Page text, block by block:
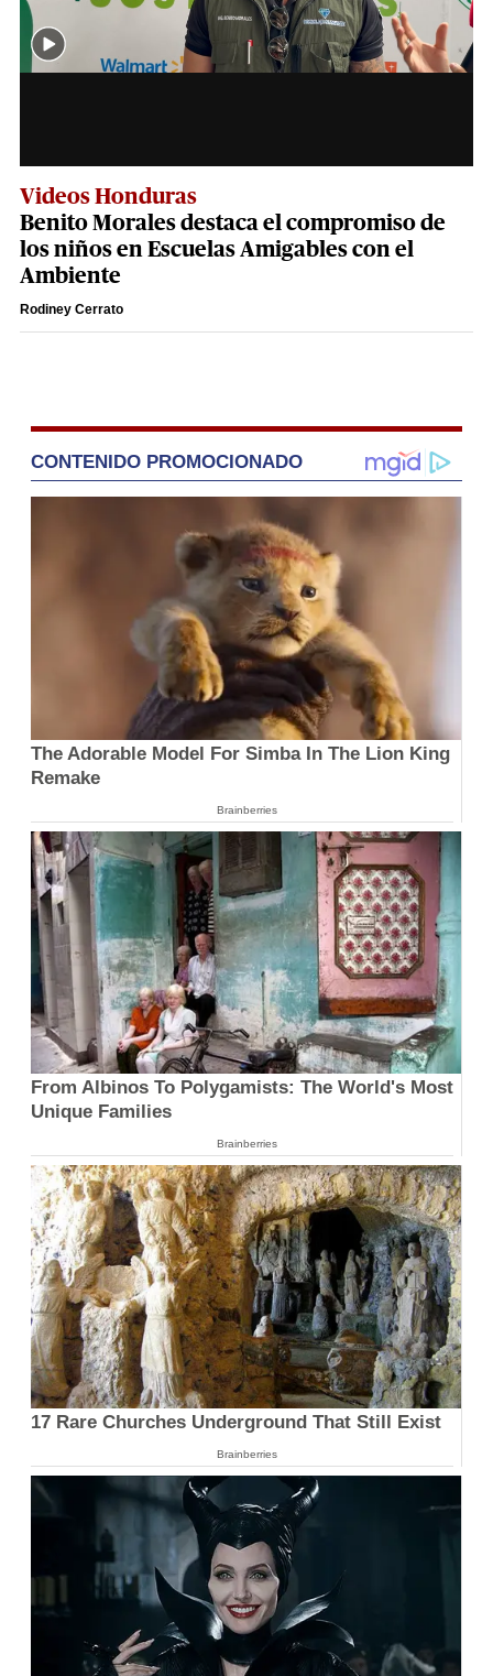
Videos Honduras
Benito Morales destaca el compromiso de
los niños en Escuelas Amigables con el
Ambiente
Rodiney Cerrato
CONTENIDO PROMOCIONADO
The Adorable Model For Simba In The Lion King
Remake
Brainberries
From Albinos To Polygamists: The World's Most
Unique Families
Brainberries
17 Rare Churches Underground That Still Exist
Brainberries